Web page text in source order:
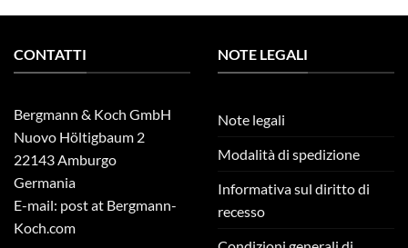
CONTATTI
Bergmann & Koch GmbH
Nuovo Höltigbaum 2
22143 Amburgo
Germania
E-mail: post at Bergmann-
Koch.com
NOTE LEGALI
Note legali
Modalità di spedizione
Informativa sul diritto di
recesso